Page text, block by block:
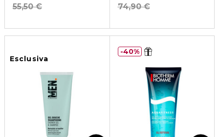
55,50 €
74,90 €
Esclusiva
40%